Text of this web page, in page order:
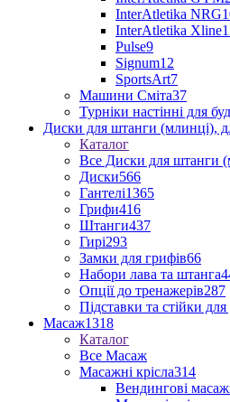
InterAtletika NRG
InterAtletika Xline
Pulse9
Signum12
SportsArt7
Машини Сміта37
Турніки настінні для
Диски для штанги (млинці),
Каталог
Все Диски для штанги
Диски566
Гантелі1365
Грифи416
Штанги437
Гирі293
Замки для грифів66
Набори лава та штанга
Опції до тренажерів287
Підставки та стійки для
Масаж1318
Каталог
Все Масаж
Масажні крісла314
Вендингові